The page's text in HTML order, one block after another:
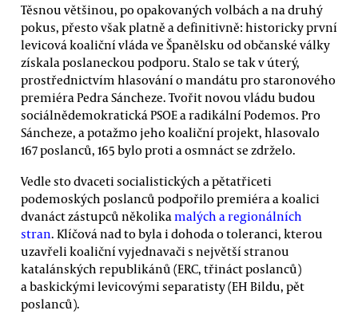
Těsnou většinou, po opakovaných volbách a na druhý
pokus, přesto však platně a definitivně: historicky první
levicová koaliční vláda ve Španělsku od občanské války
získala poslaneckou podporu. Stalo se tak v úterý,
prostřednictvím hlasování o mandátu pro staronového
premiéra Pedra Sáncheze. Tvořit novou vládu budou
sociálnědemokratická PSOE a radikální Podemos. Pro
Sáncheze, a potažmo jeho koaliční projekt, hlasovalo
167 poslanců, 165 bylo proti a osmnáct se zdrželo.
Vedle sto dvaceti socialistických a pětatřiceti
podemoských poslanců podpořilo premiéra a koalici
dvanáct zástupců několika malých a regionálních
stran. Klíčová nad to byla i dohoda o toleranci, kterou
uzavřeli koaliční vyjednavači s největší stranou
katalánských republikánů (ERC, třináct poslanců)
a baskickými levicovými separatisty (EH Bildu, pět
poslanců).